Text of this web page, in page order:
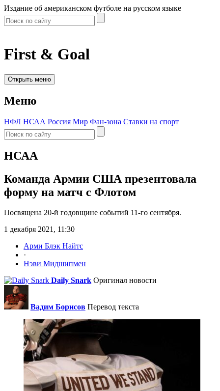
Издание об американском футболе на русском языке
First & Goal
Открыть меню
Меню
НФЛ НСАА Россия Мир Фан-зона Ставки на спорт
НСАА
Команда Армии США презентовала
форму на матч с Флотом
Посвящена 20-й годовщине событий 11-го сентября.
1 декабря 2021, 11:30
Арми Блэк Найтс
·
Нэви Мидшипмен
Daily Snark Оригинал новости
Вадим Борисов Перевод текста